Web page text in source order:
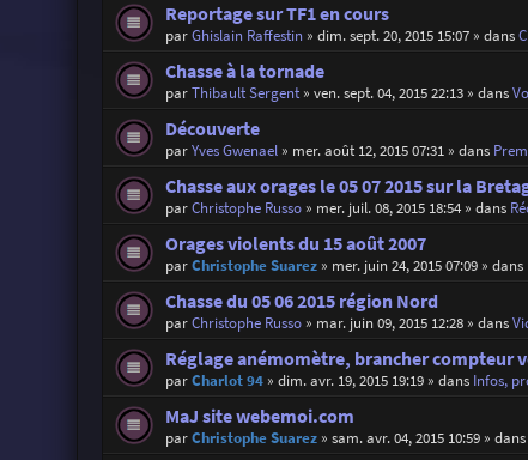
Reportage sur TF1 en cours
parGhislain Raffestin» dim. sept. 20, 2015 15:07» dans
Chasse à la tornade
parThibault Sergent» ven. sept. 04, 2015 22:13» dans
Découverte
parYves Gwenael» mer. août 12, 2015 07:31» dans
Chasse aux orages le 05 07 2015 sur la
parChristophe Russo» mer. juil. 08, 2015 18:54» dans
Orages violents du 15 août 2007
parChristophe Suarez» mer. juin 24, 2015 07:09» dans
Chasse du 05 06 2015 région Nord
parChristophe Russo» mar. juin 09, 2015 12:28» dans
Réglage anémomètre, brancher compteur
parCharlot 94» dim. avr. 19, 2015 19:19» dans Infos,
MaJ site webemoi.com
parChristophe Suarez» sam. avr. 04, 2015 10:59» dans